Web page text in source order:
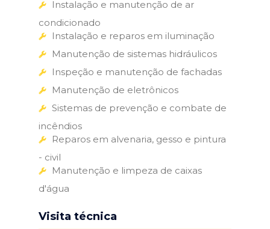
Instalação e manutenção de ar
condicionado
Instalação e reparos em iluminação
Manutenção de sistemas hidráulicos
Inspeção e manutenção de fachadas
Manutenção de eletrônicos
Sistemas de prevenção e combate de
incêndios
Reparos em alvenaria, gesso e pintura
- civil
Manutenção e limpeza de caixas
d'água
Visita técnica